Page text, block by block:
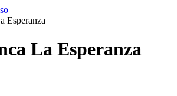
Esperanza
La Esperanza